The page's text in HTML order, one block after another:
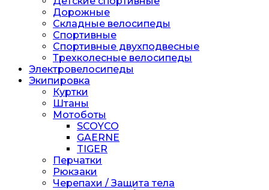
Дорожные
Складные велосипеды
Спортивные
Спортивные двухподвесные
Трехколесные велосипеды
Электровелосипеды
Экипировка
Куртки
Штаны
Мотоботы
SCOYCO
GAERNE
TIGER
Перчатки
Рюкзаки
Черепахи / Защита тела